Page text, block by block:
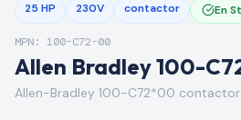
25 HP 230V contactor En
MPN: 100-C72-00
Allen Bradley 100-
Allen-Bradley 100-C72*00